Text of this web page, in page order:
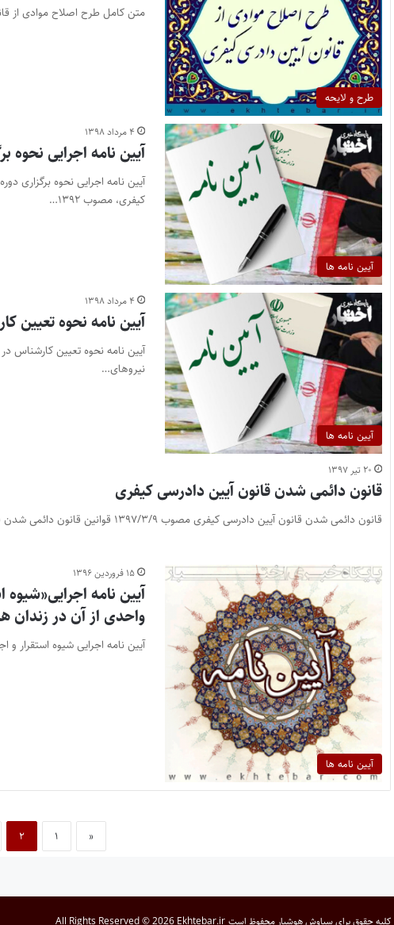
طرح و لایحه
متن کامل طرح اصلاح موادی از قانون آیین دادرسی
آیین نامه ها
۴ مرداد ۱۳۹۸
آیین نامه اجرایی
کیفری، مصوب ۱۳۹۲…
آیین نامه ها
۴ مرداد ۱۳۹۸
آیین نامه نحوه تعیین
نیروهای…
۲۰ تیر ۱۳۹۷
قانون دائمی شدن قانون آیین دادرسی کیفری
قانون دائمی شدن قانون آیین دادرسی کیفری مصوب ۱۳۹۷/۳/۹ قوانین قانون دائمی شدن قانون آیین دادرسی کیفری ماده واحده ـ…
آیین نامه ها
۱۵ فروردین ۱۳۹۶
آیین نامه
واحدی از آن در
آیین نامه اجرایی شیوه استقرار
« ۱ ۲
کلیه حقوق برایسیاوش هوشیار محفوظ است All Rights Reserved © 2026 Ekhtebar.ir